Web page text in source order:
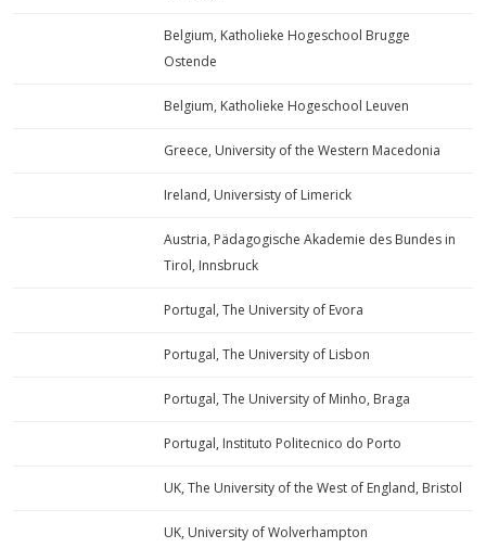
Belgium, Katholieke Hogeschool Brugge
Ostende
Belgium, Katholieke Hogeschool Leuven
Greece, University of the Western Macedonia
Ireland, Universisty of Limerick
Austria, Pädagogische Akademie des Bundes in
Tirol, Innsbruck
Portugal, The University of Evora
Portugal, The University of Lisbon
Portugal, The University of Minho, Braga
Portugal, Instituto Politecnico do Porto
UK, The University of the West of England, Bristol
UK, University of Wolverhampton